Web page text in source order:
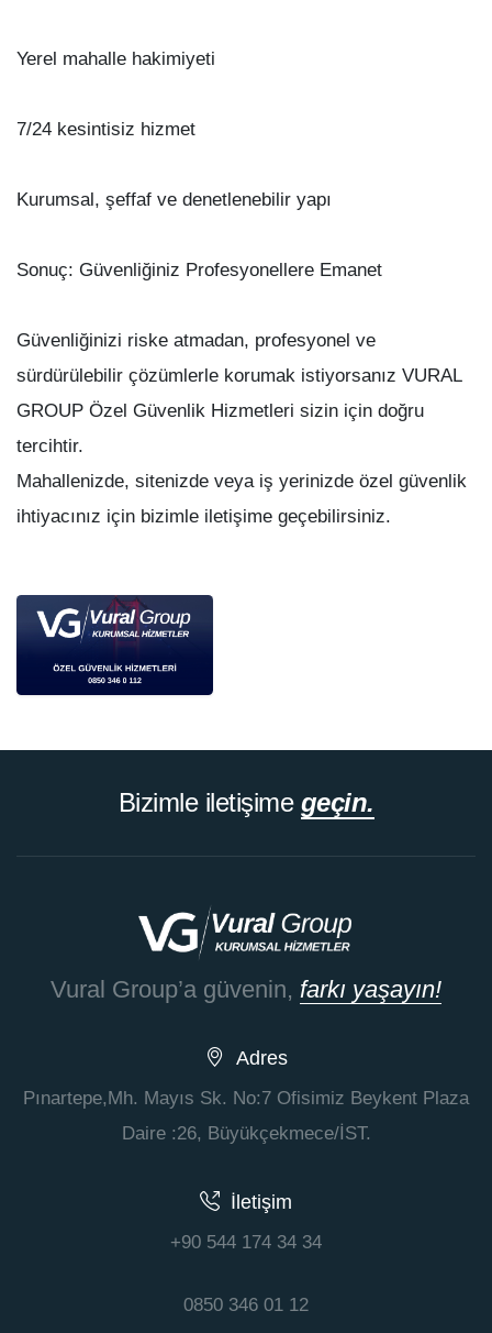
Yerel mahalle hakimiyeti
7/24 kesintisiz hizmet
Kurumsal, şeffaf ve denetlenebilir yapı
Sonuç: Güvenliğiniz Profesyonellere Emanet
Güvenliğinizi riske atmadan, profesyonel ve
sürdürülebilir çözümlerle korumak istiyorsanız VURAL
GROUP Özel Güvenlik Hizmetleri sizin için doğru
tercihtir.
Mahallenizde, sitenizde veya iş yerinizde özel güvenlik
ihtiyacınız için bizimle iletişime geçebilirsiniz.
Bizimle iletişime geçin.
Vural Group’a güvenin, farkı yaşayın!
Adres
Pınartepe,Mh. Mayıs Sk. No:7 Ofisimiz Beykent Plaza
Daire :26, Büyükçekmece/İST.
İletişim
+90 544 174 34 34
0850 346 01 12